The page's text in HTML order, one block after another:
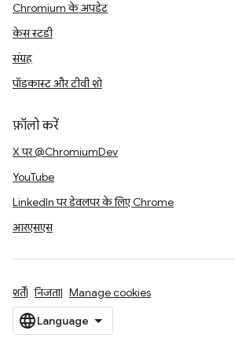
Chromium के अपडेट
केस स्टडी
संग्रह
पॉडकास्ट और टीवी शो
फ़ॉलो करें
X पर @ChromiumDev
YouTube
LinkedIn पर डेवलपर के लिए Chrome
आरएसएस
शर्तें निजता Manage cookies